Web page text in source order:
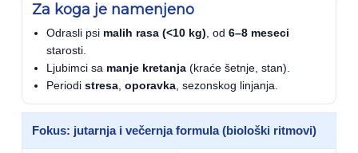
Za koga je namenjeno
Odrasli psi malih rasa (<10 kg) , od 6–8 meseci
starosti.
Ljubimci sa manje kretanja (kraće šetnje, stan).
Periodi stresa oporavka , sezonskog linjanja.
Fokus: jutarnja i večernja formula (biološki ritmovi)